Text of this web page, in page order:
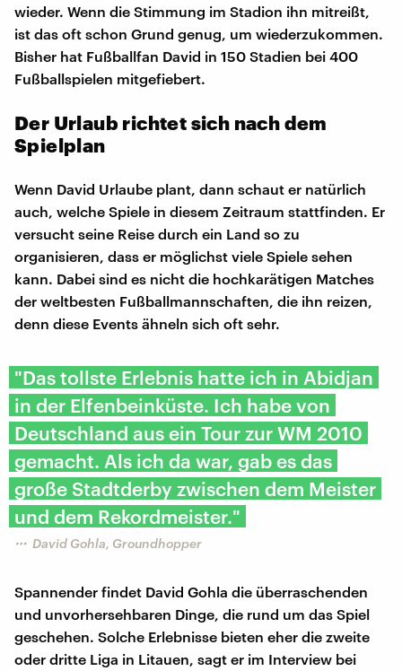
wieder. Wenn die Stimmung im Stadion ihn mitreißt,
ist das oft schon Grund genug, um wiederzukommen.
Bisher hat Fußballfan David in 150 Stadien bei 400
Fußballspielen mitgefiebert.
Der Urlaub richtet sich nach dem
Spielplan
Wenn David Urlaube plant, dann schaut er natürlich
auch, welche Spiele in diesem Zeitraum stattfinden. Er
versucht seine Reise durch ein Land so zu
organisieren, dass er möglichst viele Spiele sehen
kann. Dabei sind es nicht die hochkarätigen Matches
der weltbesten Fußballmannschaften, die ihn reizen,
denn diese Events ähneln sich oft sehr.
"Das tollste Erlebnis hatte ich in Abidjan
in der Elfenbeinküste. Ich habe von
Deutschland aus ein Tour zur WM 2010
gemacht. Als ich da war, gab es das
große Stadtderby zwischen dem Meister
und dem Rekordmeister."
David Gohla, Groundhopper
Spannender findet David Gohla die überraschenden
und unvorhersehbaren Dinge, die rund um das Spiel
geschehen. Solche Erlebnisse bieten eher die zweite
oder dritte Liga in Litauen, sagt er im Interview bei